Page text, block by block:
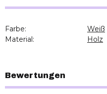
Farbe: Weiß
Material:
Holz
Bewertungen